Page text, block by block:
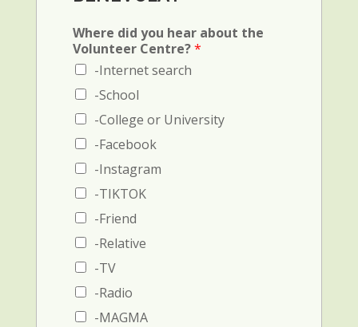
(
N
o
m
e
t
t
é
é
p
o
n
e
)
c
e
(
N
o
e
t
é
l
é
p
h
o
n
e
)
Where did you hear about the
Volunteer Centre?*
-Internet search
-School
-College or University
-Facebook
-Instagram
-TIKTOK
-Friend
-Relative
-TV
-Radio
-MAGMA